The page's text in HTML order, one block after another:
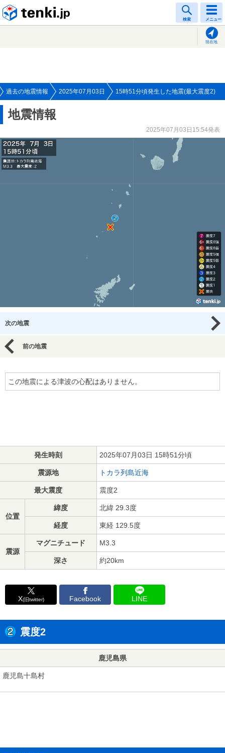
検索 メニュー
現在地
過去の地震情報 2025年07月03日 15時51分頃発生した地震(最大震度2)
地震情報
2025年07月03日15:54発表
次の地震
前の地震
この地震による津波の心配はありません。
発生時刻 2025年07月03日 15時51分頃
震源地 トカラ列島近海
最大震度 震度2
位置
緯度 北緯 29.3度
経度 東経 129.5度
震源
マグニチュード M3.3
深さ 約20km
X(旧twitter) Facebook LINE
震度2
鹿児島県
鹿児島十島村